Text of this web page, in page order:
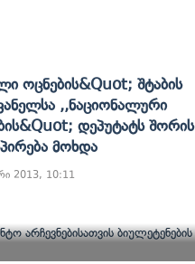
Ოცნების&quot; Შტაბის
,,ნაციონალური
Დეპუტატს Შორის
Მოხდა
2013, 10:11